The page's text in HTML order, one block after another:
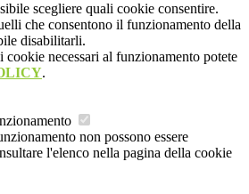
scegliere quali cookie consentire.
che consentono il funzionamento della
disabilitarli.
cookie necessari al funzionamento potete
.
non possono essere
l'elenco nella pagina della cookie